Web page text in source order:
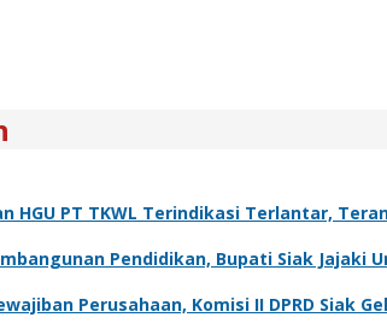
HGU PT TKWL Terindikasi Terlantar,
Pendidikan, Bupati Siak Jajaki
Perusahaan, Komisi II DPRD Siak